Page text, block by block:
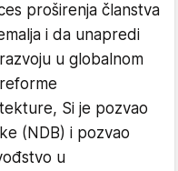
proširenja članstva
i da unapredi
u globalnom
Si je pozvao
(NDB) i pozvao
u